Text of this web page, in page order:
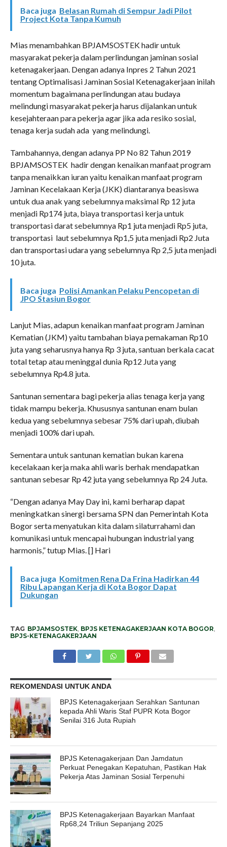
Baca juga Belasan Rumah di Sempur Jadi Pilot
Project Kota Tanpa Kumuh
Mias menambahkan BPJAMSOSTEK hadir untuk
masyarakat pekerja dalam perlindungan jaminan sosial
ketenagakerjaan. Dengan adanya Inpres 2 Tahun 2021
tentang Optimalisasi Jaminan Sosial Ketenagakerjaan inilah
momentum bagaimana perlindungan atau budaya
melindungi masyarakat pekerja harus dijalankan untuk
kesejahteraan para pekerja agar jika ada resiko sosial,
tenaga kerja sudah ada yang melindungi.
Tambahannya, dengan adanya PP No 82 Tahun 2019
BPJAMSOSTEK hadir dengan kenaikan manfaat program
tanpa menaikkan iuran yaitu kenaikan manfaat program
Jaminan Kecelakaan Kerja (JKK) diantaranya beasiswa
untuk dua anak yang sebelumnya maksimal Rp 12 juta
menjadi Rp174 juta, biaya transportasi kerja untuk
transportasi darat sebelumnya Rp1 juta menjadi Rp5 juta,
transportasi laut sebelumnya Rp1,5 juta menjadi Rp2 Juta
dan transportasi udara yang sebelumnya Rp 2,5 juta menjadi
10 juta.
Baca juga Polisi Amankan Pelaku Pencopetan di
JPO Stasiun Bogor
Lanjut Mias, adapun kenaikan manfaat program Jaminan
Kematian (JKM) yaitu tambahan biaya pemakaman Rp10
juta yang seharusnya hanya Rp 3 juta, santuan berkala cacat
total tetap atau meninggal dunia Rp12 Juta yang
sebelumnya Rp4.8 juta.
Santunan sementara bagi pekerja alias tenaga kerja yang
tidak mampu bekerja. Khususnya santunan enam bulan
kedua yang sebelumnya sebesar 75% dari upah, diubah
menjadi 100% dari upah.
Sementara untuk santunan kematian bukan karena
kecelakaan kerja maka ahli waris berhak mendapatkan
santunan sebesar Rp 42 juta yang sebelumnya Rp 24 Juta.
“Dengan adanya May Day ini, kami berharap dapat
meningkatkan sinergi bersama SPN dan Pemerintah Kota
Bogor serta menyatukan kita dalam silaturrahami dan
komunikasi untuk mencapai hubungan industrial yang
harmonis,” tutup Mias. [] Hari
Baca juga Komitmen Rena Da Frina Hadirkan 44
Ribu Lapangan Kerja di Kota Bogor Dapat
Dukungan
TAG BPJAMSOSTEK, BPJS KETENAGAKERJAAN KOTA BOGOR
BPJS-KETENAGAKERJAAN
REKOMENDASI UNTUK ANDA
BPJS Ketenagakerjaan Serahkan Santunan
kepada Ahli Waris Staf PUPR Kota Bogor
Senilai 316 Juta Rupiah
BPJS Ketenagakerjaan Dan Jamdatun
Perkuat Penegakan Kepatuhan, Pastikan Hak
Pekerja Atas Jaminan Sosial Terpenuhi
BPJS Ketenagakerjaan Bayarkan Manfaat
Rp68,24 Triliun Sepanjang 2025